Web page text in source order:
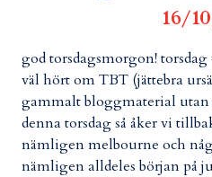
16/
god torsdagsmorgon!
väl hört om TBT (jättebra
gammalt bloggmaterial utan
denna torsdag så åker vi
nämligen melbourne och
nämligen alldeles början på